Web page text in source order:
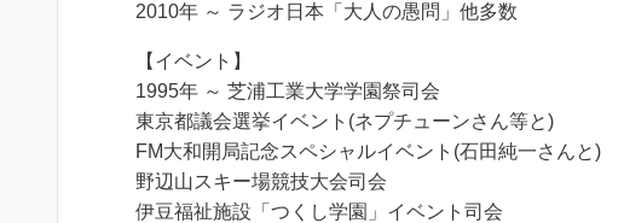
2010年 ～ ラジオ日本「大人の愚問」他多数
【イベント】
1995年 ～ 芝浦工業大学学園祭司会
東京都議会選挙イベント(ネプチューンさん等と)
FM大和開局記念スペシャルイベント(石田純一さんと)
野辺山スキー場競技大会司会
伊豆福祉施設「つくし学園」イベント司会